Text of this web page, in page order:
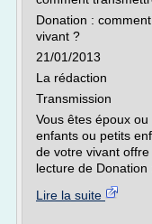
Donation :
vivant ?
21/01/2013
La rédaction
Transmission
Vous êtes époux
enfants ou petits
de votre vivant
lecture de Donation
Lire la suite